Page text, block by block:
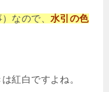
なので、 水引の色
紅白ですよね。